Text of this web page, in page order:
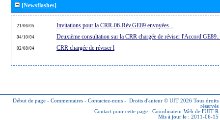
[Newsflashes]
21/06/05 Invitations pour la CRR-06-Rév.GE89 envoyées...
04/10/04 Deuxième consultation sur la CRR chargée de réviser l'Accord
02/08/04 CRR chargée de réviser l
Début de page - Commentaires - Contactez-nous - Droits d'auteur © UIT 2026 Tous droits
réservés
Contact pour cette page : Coordinateur Web de l'UIT-R
Mis à jour le : 2011-06-15